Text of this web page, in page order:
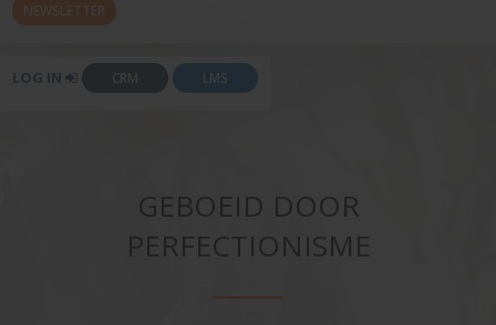
NEWSLETTER
LOG IN CRM LMS
GEBOEID DOOR
PERFECTIONISME